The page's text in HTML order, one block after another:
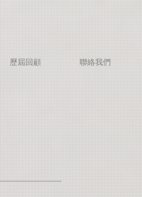
歷屆回顧 聯絡我們